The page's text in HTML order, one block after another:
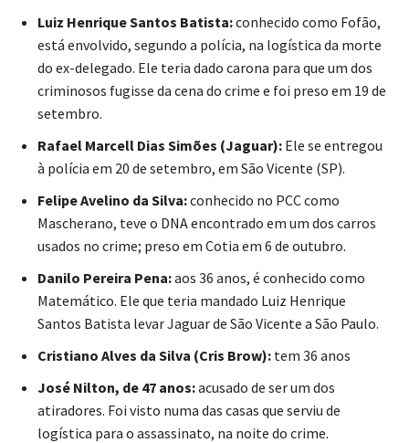
Luiz Henrique Santos Batista:conhecido como Fofão,
está envolvido, segundo a polícia, na logística da morte
do ex-delegado. Ele teria dado carona para que um dos
criminosos fugisse da cena do crime e foi preso em 19 de
setembro.
Rafael Marcell Dias Simões (Jaguar): Ele se entregou
à polícia em 20 de setembro, em São Vicente (SP).
Felipe Avelino da Silva:conhecido no PCC como
Mascherano, teve o DNA encontrado em um dos carros
usados no crime; preso em Cotia em 6 de outubro.
Danilo Pereira Pena:aos 36 anos, é conhecido como
Matemático. Ele que teria mandado Luiz Henrique
Santos Batista levar Jaguar de São Vicente a São Paulo.
Cristiano Alves da Silva (Cris Brow): tem 36 anos
José Nilton, de 47 anos:acusado de ser um dos
atiradores. Foi visto numa das casas que serviu de
logística para o assassinato, na noite do crime.